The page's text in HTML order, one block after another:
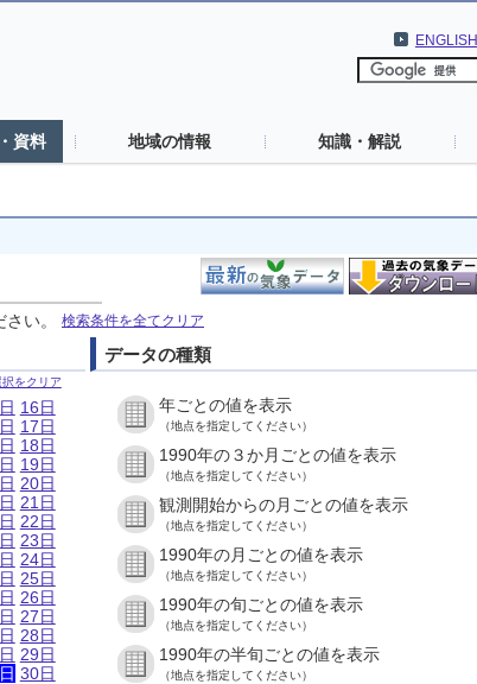
ENGLISH
資料 地域の情報 知識・解説
い。 検索条件を全てクリア
をクリア
16日
17日
18日
19日
20日
21日
22日
23日
24日
25日
26日
27日
28日
29日
30日
データの種類
年ごとの値を表示
（地点を指定してください）
1990年の３か月ごとの値を表示
（地点を指定してください）
観測開始からの月ごとの値を表示
（地点を指定してください）
1990年の月ごとの値を表示
（地点を指定してください）
1990年の旬ごとの値を表示
（地点を指定してください）
1990年の半旬ごとの値を表示
（地点を指定してください）